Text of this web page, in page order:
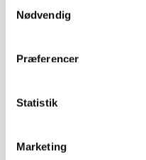
Nødvendig
Præferencer
Statistik
Marketing